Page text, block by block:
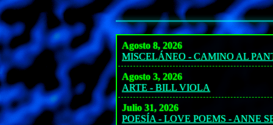
Agosto 8, 2026
MISCELÁNEO - CAMINO AL
Agosto 3, 2026
ARTE - BILL VIOLA
Julio 31, 2026
POESÍA - LOVE POEMS - ANNE